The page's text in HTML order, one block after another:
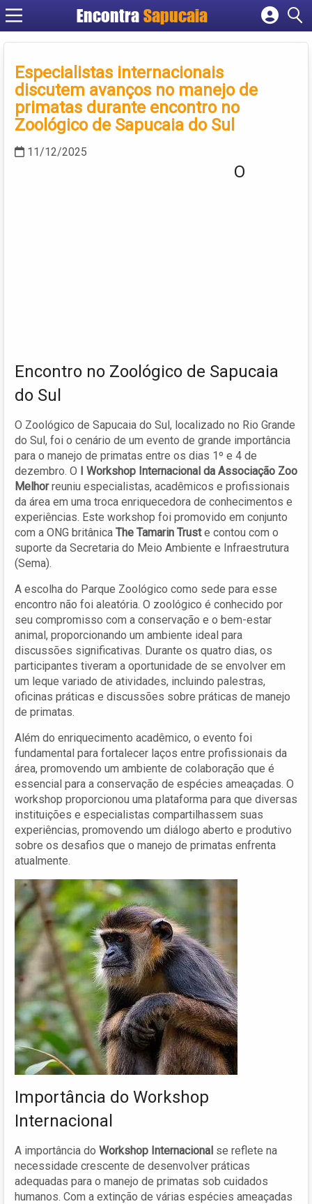
Encontra
Cadastrar empresa
Criar conta
Especialistas internacionais
discutem avanços no manejo de
primatas durante encontro no
Zoológico de Sapucaia do Sul
11/12/2025
O
Encontro no Zoológico de Sapucaia
do Sul
O Zoológico de Sapucaia do Sul, localizado no Rio Grande
do Sul, foi o cenário de um evento de grande importância
para o manejo de primatas entre os dias 1º e 4 de
dezembro. O I Workshop Internacional da Associação Zoo
Melhorreuniu especialistas, acadêmicos e profissionais
da área em uma troca enriquecedora de conhecimentos e
experiências. Este workshop foi promovido em conjunto
com a ONG britânica The Tamarin Truste contou com o
suporte da Secretaria do Meio Ambiente e Infraestrutura
(Sema).
A escolha do Parque Zoológico como sede para esse
encontro não foi aleatória. O zoológico é conhecido por
seu compromisso com a conservação e o bem-estar
animal, proporcionando um ambiente ideal para
discussões significativas. Durante os quatro dias, os
participantes tiveram a oportunidade de se envolver em
um leque variado de atividades, incluindo palestras,
oficinas práticas e discussões sobre práticas de manejo
de primatas.
Além do enriquecimento acadêmico, o evento foi
fundamental para fortalecer laços entre profissionais da
área, promovendo um ambiente de colaboração que é
essencial para a conservação de espécies ameaçadas. O
workshop proporcionou uma plataforma para que diversas
instituições e especialistas compartilhassem suas
experiências, promovendo um diálogo aberto e produtivo
sobre os desafios que o manejo de primatas enfrenta
atualmente.
Importância do Workshop
Internacional
A importância do Workshop Internacional se reflete na
necessidade crescente de desenvolver práticas
adequadas para o manejo de primatas sob cuidados
humanos. Com a extinção de várias espécies ameaçadas